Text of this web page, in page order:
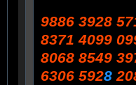
9886 3928
8371 4099
8068 8549
6306 5928